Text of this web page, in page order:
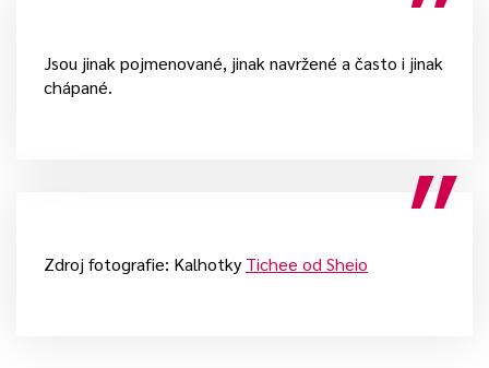
Jsou jinak pojmenované, jinak navržené a často i jinak
chápané.
Zdroj fotografie: Kalhotky Tichee od Sheio